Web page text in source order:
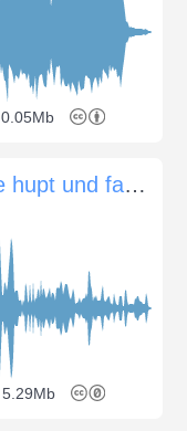
0.05Mb
Eine kleine Gänseschar, die hupt und faucht
5.29Mb